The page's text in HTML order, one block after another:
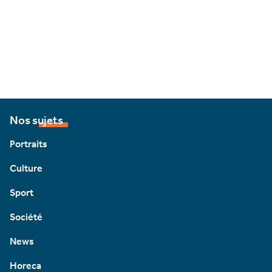
Nos sujets
Portraits
Culture
Sport
Société
News
Horeca